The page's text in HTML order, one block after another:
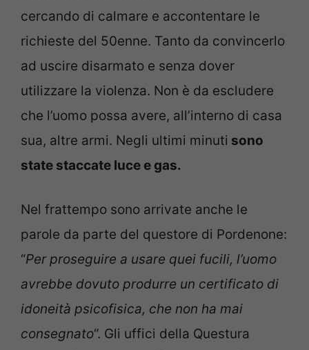
cercando di calmare e accontentare le
richieste del 50enne. Tanto da convincerlo
ad uscire disarmato e senza dover
utilizzare la violenza. Non è da escludere
che l’uomo possa avere, all’interno di casa
sua, altre armi. Negli ultimi minuti sono
state staccate luce e gas.
Nel frattempo sono arrivate anche le
parole da parte del questore di Pordenone:
“Per proseguire a usare quei fucili, l’uomo
avrebbe dovuto produrre un certificato di
idoneità psicofisica, che non ha mai
consegnato“. Gli uffici della Questura